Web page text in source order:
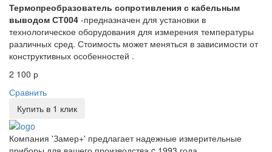
Термопреобразователь сопротивления с кабельным
выводом СТ004 -предназначен для установки в
технологическое оборудования для измерения температуры
различных сред. Стоимость может меняться в зависимости от
конструктивных особенностей .
2 100 р
Сравнить
Купить в 1 клик
Компания 'Замер+' предлагает надежные измерительные